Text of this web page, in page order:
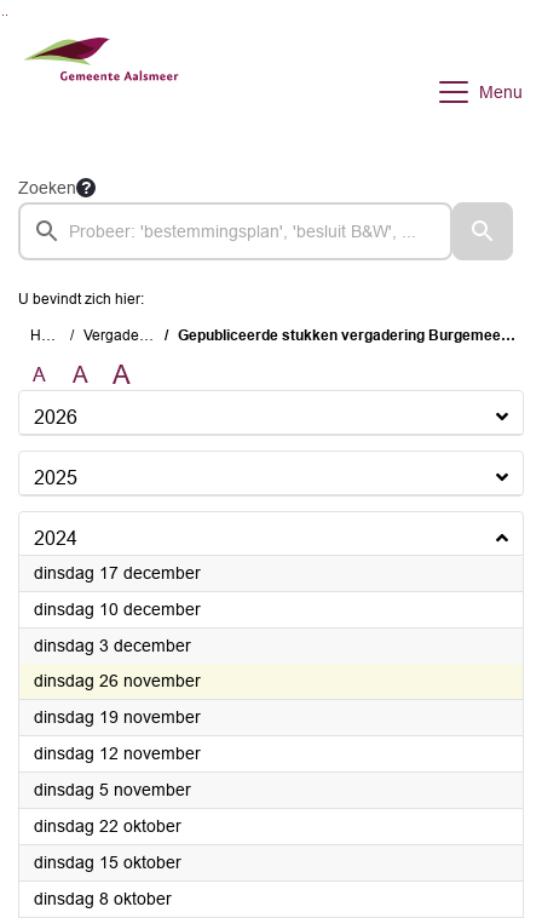
Menu
Zoeken
U bevindt zich hier:
Home Vergaderingen Gepubliceerde stukken vergadering Burgemeester en Wethouders
A A A
2026
2025
2024
dinsdag 17 december2024
dinsdag 10 december2024
dinsdag 3 december2024
dinsdag 26 november2024
dinsdag 19 november2024
dinsdag 12 november2024
dinsdag 5 november2024
dinsdag 22 oktober2024
dinsdag 15 oktober2024
dinsdag 8 oktober2024